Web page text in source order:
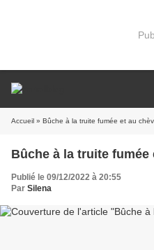
Accueil » Bûche à la truite fumée et au
Bûche à la truite
Publié le 09/12/2022 à 20:55
Par Silena